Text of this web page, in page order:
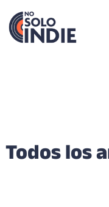
Todos los